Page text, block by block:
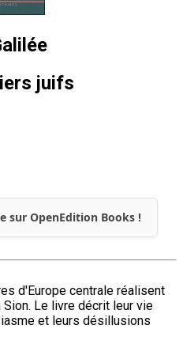
juifs
sur OpenEdition Books !
d'Europe centrale réalisent
Sion. Le livre décrit leur vie
et leurs désillusions